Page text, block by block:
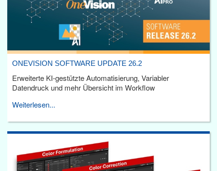
ONEVISION SOFTWARE UPDATE 26.2
Erweiterte KI-gestützte Automatisierung, Variabler
Datendruck und mehr Übersicht im Workflow
Weiterlesen...